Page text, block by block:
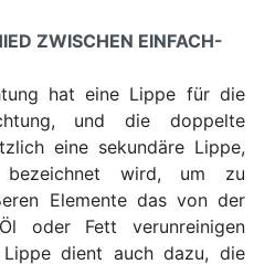
ZWISCHEN EINFACH-
hat eine Lippe für die
und die doppelte
eine sekundäre Lippe,
wird, um zu
Elemente das von der
oder Fett verunreinigen
dient auch dazu, die